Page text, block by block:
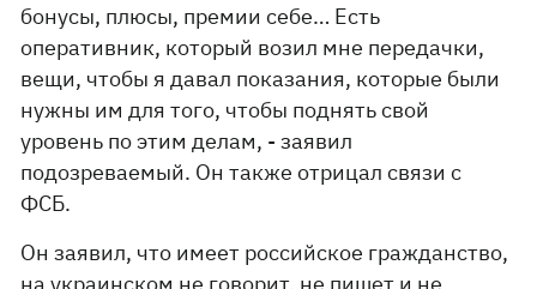
бонусы, плюсы, премии себе… Есть
оперативник, который возил мне передачки,
вещи, чтобы я давал показания, которые были
нужны им для того, чтобы поднять свой
уровень по этим делам, - заявил
подозреваемый. Он также отрицал связи с
ФСБ.
Он заявил, что имеет российское гражданство,